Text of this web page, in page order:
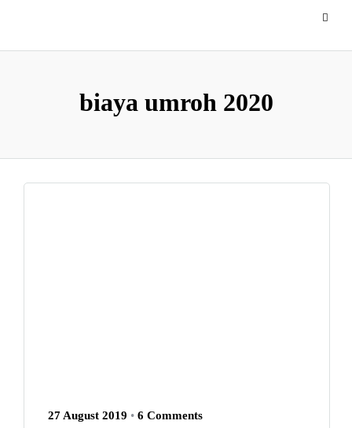
biaya umroh 2020
27 August 2019 • 6 Comments